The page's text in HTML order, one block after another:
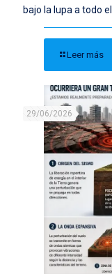
bajo la lupa a todo
Leer más
29/06/2026